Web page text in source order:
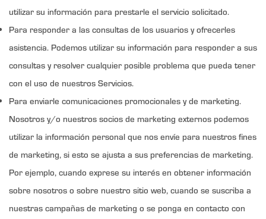
utilizar su información para prestarle el servicio solicitado.
Para responder a las consultas de los usuarios y ofrecerles
asistencia. Podemos utilizar su información para responder a sus
consultas y resolver cualquier posible problema que pueda tener
con el uso de nuestros Servicios.
Para enviarle comunicaciones promocionales y de marketing.
Nosotros y/o nuestros socios de marketing externos podemos
utilizar la información personal que nos envíe para nuestros fines
de marketing, si esto se ajusta a sus preferencias de marketing.
Por ejemplo, cuando exprese su interés en obtener información
sobre nosotros o sobre nuestro sitio web, cuando se suscriba a
nuestras campañas de marketing o se ponga en contacto con